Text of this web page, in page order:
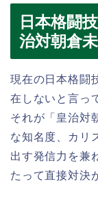
日本格闘
治対朝倉
現在の日本格闘
在しないと言っ
それが「皇治対
な知名度、カリ
出す発信力を兼
たって直接対決